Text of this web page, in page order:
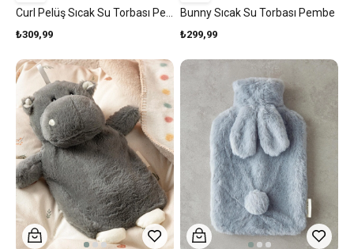
₺309,99
Bunny Sıcak Su Torbası Pembe
₺299,99